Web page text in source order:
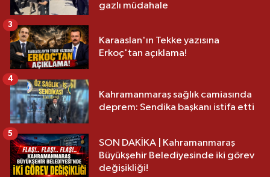
gazlı müdahale
Karaaslan'ın Tekke yazısına
Erkoç'tan açıklama!
3
Kahramanmaraş sağlık camiasında
deprem: Sendika başkanı istifa etti
4
SON DAKİKA | Kahramanmaraş
Büyükşehir Belediyesinde iki görev
değişikliği!
5